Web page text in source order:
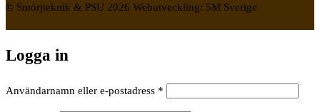
© Smörjteknik & PSU 2026 Webutveckling: 5M Sverige
Logga in
Användarnamn eller e-postadress *